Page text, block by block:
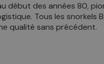
début des années 80,
Tous les snorkels
qualité sans précédent.